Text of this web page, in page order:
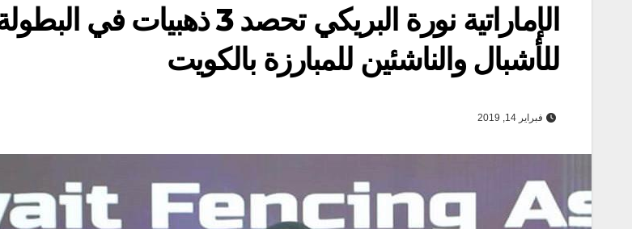
الإماراتية نورة البريكي تحصد 3 ذهبيات
للأشبال والناشئين للمبارزة بالكويت
فبراير 14, 2019